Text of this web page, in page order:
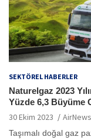
SEKTÖREL HABERLER
Naturelgaz 2023
Yüzde 6,3 Büyüme
30 Ekim 2023
Taşımalı doğal gaz